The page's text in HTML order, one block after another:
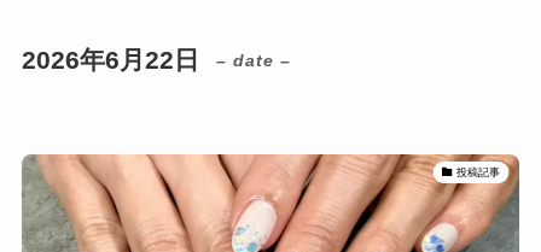
2026年6月22日 – date –
投稿記事